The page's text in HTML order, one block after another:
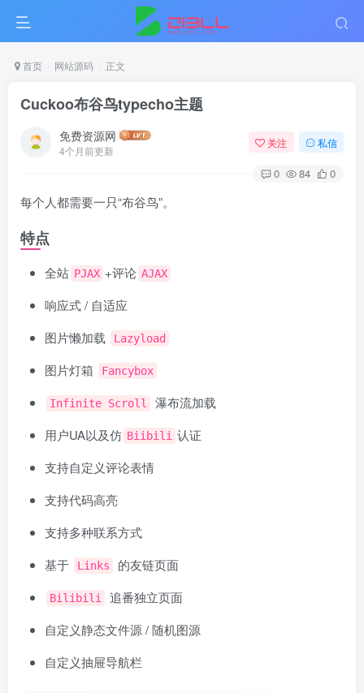
首页 网站源码 正文
Cuckoo布谷鸟typecho主题
免费资源网
4个月前更新
关注 私信
0 84 0
每个人都需要一只“布谷鸟”。
特点
全站 PJAX +评论 AJAX
响应式 / 自适应
图片懒加载
Lazyload
图片灯箱 Fancybox
Infinite Scroll
瀑布流加载
用户UA以及仿 Biibili 认证
支持自定义评论表情
支持代码高亮
支持多种联系方式
基于
Links 的友链页面
Bilibili
追番独立页面
自定义静态文件源 / 随机图源
自定义抽屉导航栏